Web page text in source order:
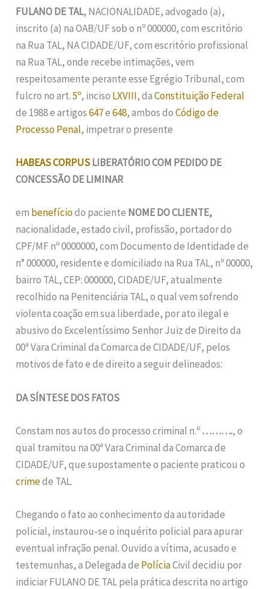
FULANO DE TAL, NACIONALIDADE, advogado (a),
inscrito (a) na OAB/UF sob o nº 000000, com escritório
na Rua TAL, NA CIDADE/UF, com escritório profissional
na Rua TAL, onde recebe intimações, vem
respeitosamente perante esse Egrégio Tribunal, com
fulcro no art.5º, inciso LXVIII, daConstituição Federal
de 1988 e artigos647e648, ambos doCódigo de
Processo Penal, impetrar o presente
HABEAS CORPUSLIBERATÓRIO COM PEDIDO DE
CONCESSÃO DE LIMINAR
em benefíciodo paciente NOME DO CLIENTE,
nacionalidade, estado civil, profissão, portador do
CPF/MF nº 0000000, com Documento de Identidade de
n° 000000, residente e domiciliado na Rua TAL, nº 00000,
bairro TAL, CEP: 000000, CIDADE/UF, atualmente
recolhido na Penitenciária TAL, o qual vem sofrendo
violenta coação em sua liberdade, por ato ilegal e
abusivo do Excelentíssimo Senhor Juiz de Direito da
00ª Vara Criminal da Comarca de CIDADE/UF, pelos
motivos de fato e de direito a seguir delineados:
DA SÍNTESE DOS FATOS
Constam nos autos do processo criminal n.º………., o
qual tramitou na 00ª Vara Criminal da Comarca de
CIDADE/UF, que supostamente o paciente praticou o
crimede TAL.
Chegando o fato ao conhecimento da autoridade
policial, instaurou-se o inquérito policial para apurar
eventual infração penal. Ouvido a vítima, acusado e
testemunhas, a Delegada de PolíciaCivil decidiu por
indiciar FULANO DE TAL pela prática descrita no artigo